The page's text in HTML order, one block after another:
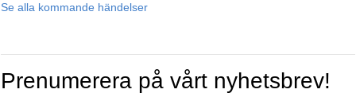
Se alla kommande händelser
Prenumerera på vårt nyhetsbrev!